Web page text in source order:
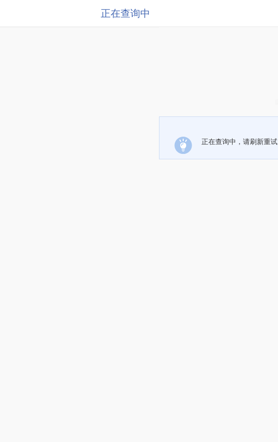
正在查询中
正在查询中，请刷新重试